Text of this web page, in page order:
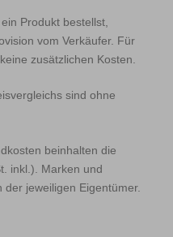
Produkt bestellst,
vom Verkäufer. Für
zusätzlichen Kosten.
sind ohne
beinhalten die
inkl.). Marken und
jeweiligen Eigentümer.